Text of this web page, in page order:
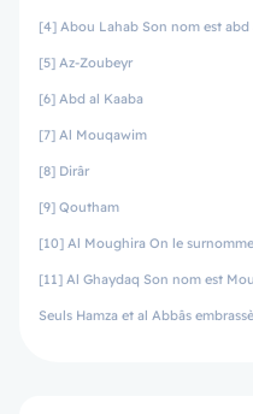
[4] Abou Lahab Son nom est abd
[5] Az-Zoubeyr
[6] Abd al Kaaba
[7] Al Mouqawim
[8] Dirâr
[9] Qoutham
[10] Al Moughira On le
[11] Al Ghaydaq Son nom est
Seuls Hamza et al Abbâs